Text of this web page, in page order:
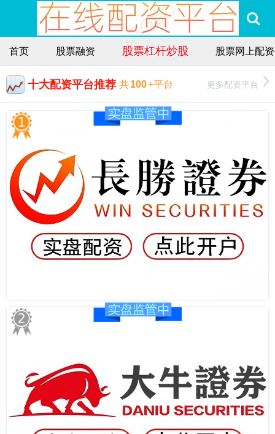
首页 股票融资 股票杠杆炒股 股票网上配
十大配资平台推荐 共100+平台 更多配资平台